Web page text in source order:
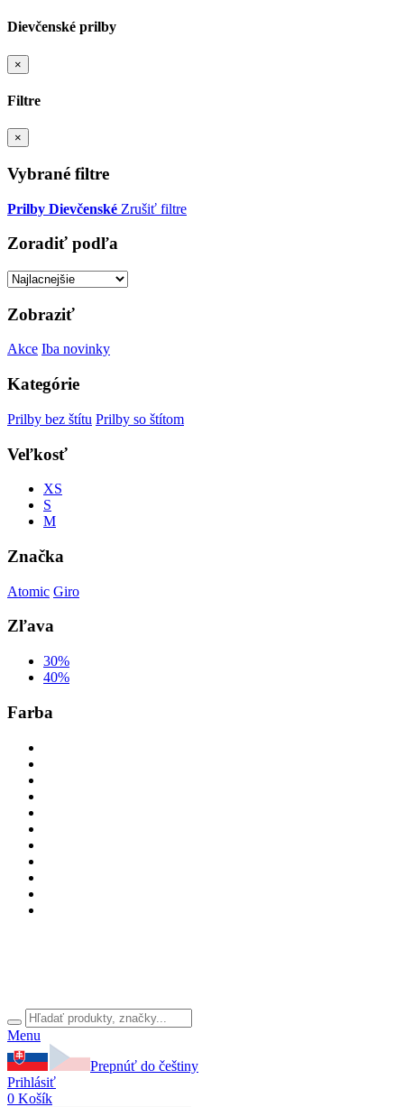
Dievčenské prilby
×
Filtre
×
Vybrané filtre
Prilby Dievčenské Zrušiť filtre
Zoradiť podľa
Zobraziť
Akce Iba novinky
Kategórie
Prilby bez štítu Prilby so štítom
Veľkosť
XS
S
M
Značka
Atomic Giro
Zľava
30%
40%
Farba
Menu
Prepnúť do češtiny
Prihlásiť
0 Košík